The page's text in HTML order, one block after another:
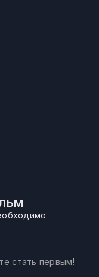
стать первым!